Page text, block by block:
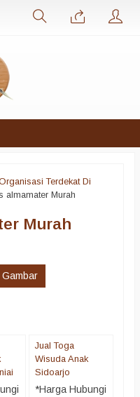
Terdekat Di
almamater Murah
Murah
Jual Toga
Wisuda Anak
Sidoarjo
*Harga Hubungi